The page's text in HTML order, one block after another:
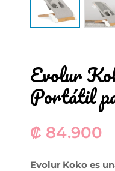
Evolur
Portátil
₡ 84.900
Evolur Koko es